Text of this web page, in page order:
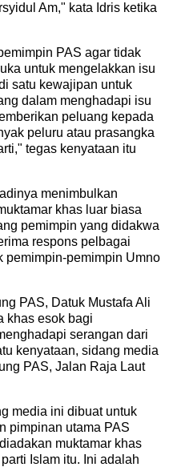
Am," kata Idris ketika
PAS agar tidak
untuk mengelakkan isu
satu kewajipan untuk
dalam menghadapi isu
peluang kepada
peluru atau prasangka
tegas kenyataan itu
menimbulkan
khas luar biasa
pemimpin yang didakwa
respons pelbagai
pemimpin-pemimpin Umno
PAS, Datuk Mustafa Ali
khas esok bagi
serangan dari
kenyataan, sidang media
PAS, Jalan Raja Laut
media ini dibuat untuk
pimpinan utama PAS
muktamar khas
Islam itu. Ini adalah